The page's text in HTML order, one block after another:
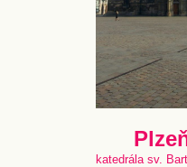
katedrála sv.